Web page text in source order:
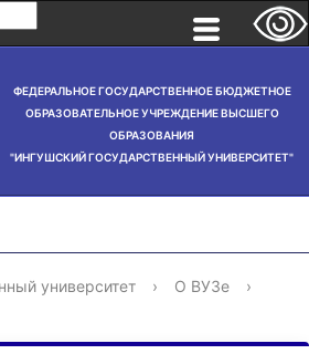
ФЕДЕРАЛЬНОЕ ГОСУДАРСТВЕННОЕ БЮДЖЕТНОЕ
ОБРАЗОВАТЕЛЬНОЕ УЧРЕЖДЕНИЕ ВЫСШЕГО
ОБРАЗОВАНИЯ
"ИНГУШСКИЙ ГОСУДАРСТВЕННЫЙ УНИВЕРСИТЕТ"
НАУЧНАЯ
ДЕЯТЕЛЬНОСТЬ
университет › О ВУЗе
›